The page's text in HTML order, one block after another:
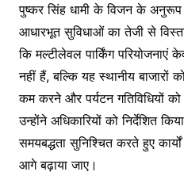
पुष्कर सिंह धामी के विजन के अनुरूप
आधारभूत सुविधाओं का तेजी से
कि मल्टीलेवल पार्किंग
नहीं हैं, बल्कि यह स्थानीय बाजारों
कम करने और पर्यटन गतिविधियों को
उन्होंने अधिकारियों को निर्देशित
समयबद्धता सुनिश्चित करते हुए
आगे बढ़ाया जाए।